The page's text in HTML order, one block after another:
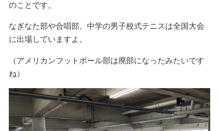
のことです。
なぎなた部や合唱部、中学の男子校式テニスは全国大会
に出場していますよ。
（アメリカンフットボール部は廃部になったみたいです
ね）